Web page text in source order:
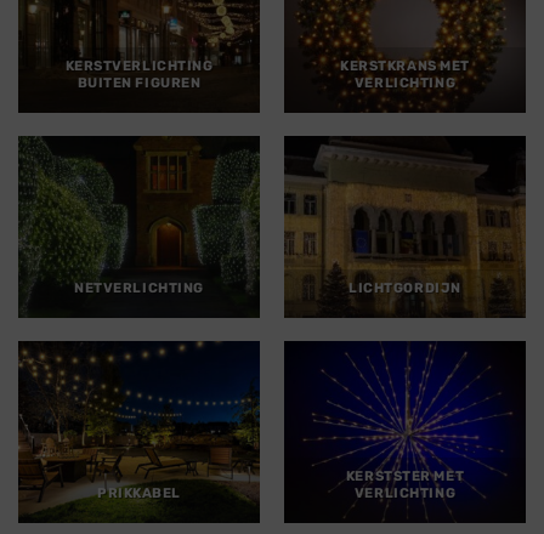
KERSTVERLICHTING
BUITEN FIGUREN
KERSTKRANS MET
VERLICHTING
NETVERLICHTING LICHTGORDIJN
PRIKKABEL
KERSTSTER MET
VERLICHTING